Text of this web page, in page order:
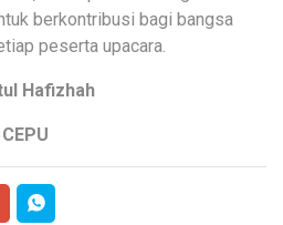
berkontribusi bagi bangsa
peserta upacara.
Hafizhah